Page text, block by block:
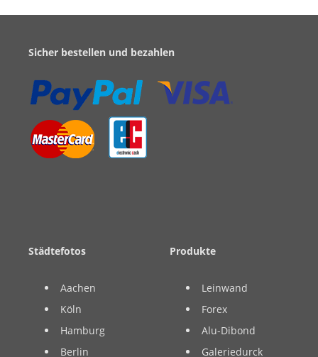
Sicher bestellen und bezahlen
Städtefotos
Aachen
Köln
Hamburg
Berlin
Produkte
Leinwand
Forex
Alu-Dibond
Galeriedurck